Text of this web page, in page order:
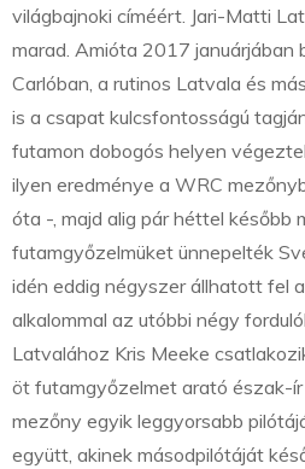
világbajnoki címéért. Jari-Matti
marad. Amióta 2017
Carlóban, a rutinos Latvala és
is a csapat kulcsfontosságú
futamon dobogós helyen
ilyen eredménye a WRC
óta -, majd alig pár héttel később
futamgyőzelmüket ünnepelték
idén eddig négyszer állhatott fel
alkalommal az utóbbi négy
Latvalához Kris Meeke
öt futamgyőzelmet arató észak-
mezőny egyik leggyorsabb
együtt, akinek másodpilótáját